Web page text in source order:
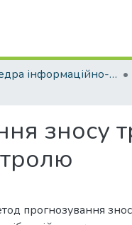
Кафедра інформаційно-вимірювальних технологій та енергетичного менеджменту
зносу
прогнозування